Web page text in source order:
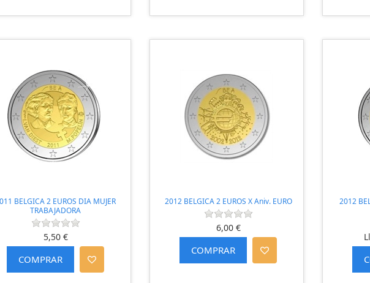
BELGICA 2 EUROS DIA MUJER
TRABAJADORA
5,50 €
2012 BELGICA 2 EUROS X Aniv. EURO
6,00 €
2012